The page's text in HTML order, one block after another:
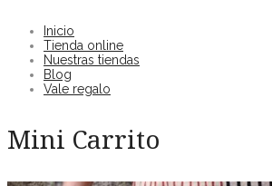
Inicio
Tienda online
Nuestras tiendas
Blog
Vale regalo
Mini Carrito